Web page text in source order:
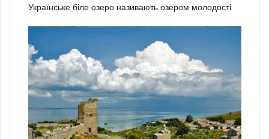
Українське біле озеро називають озером молодості